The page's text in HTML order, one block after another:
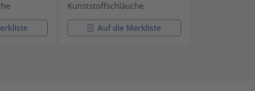
Kunststoffschläuche
Auf die Merkliste